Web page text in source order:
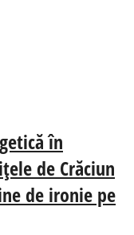
în
de Crăciun
de ironie pe